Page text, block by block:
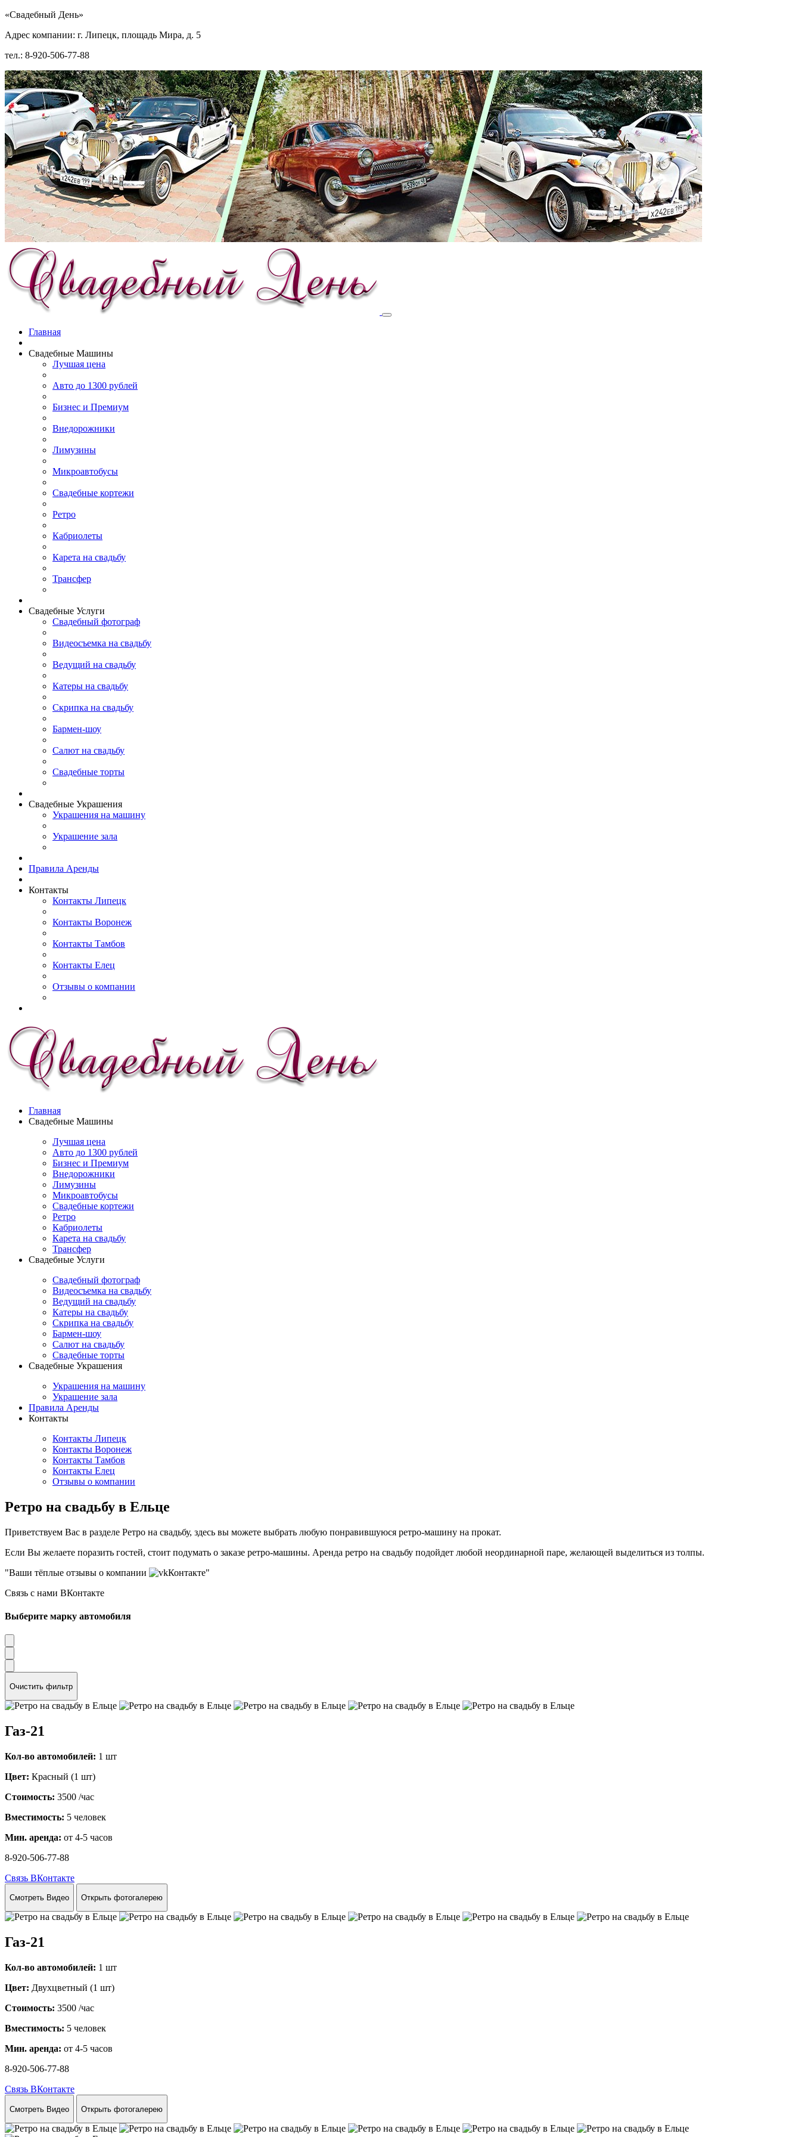
«Свадебный День»
Адрес компании: г. Липецк, площадь Мира, д. 5
тел.: 8-920-506-77-88
Главная
Свадебные Машины
Лучшая цена
Авто до 1300 рублей
Бизнес и Премиум
Внедорожники
Лимузины
Микроавтобусы
Свадебные кортежи
Ретро
Кабриолеты
Карета на свадьбу
Трансфер
Свадебные Услуги
Свадебный фотограф
Видеосъемка на свадьбу
Ведущий на свадьбу
Катеры на свадьбу
Скрипка на свадьбу
Бармен-шоу
Салют на свадьбу
Свадебные торты
Свадебные Украшения
Украшения на машину
Украшение зала
Правила Аренды
Контакты
Контакты Липецк
Контакты Воронеж
Контакты Тамбов
Контакты Елец
Отзывы о компании
Главная
Свадебные Машины
Лучшая цена
Авто до 1300 рублей
Бизнес и Премиум
Внедорожники
Лимузины
Микроавтобусы
Свадебные кортежи
Ретро
Кабриолеты
Карета на свадьбу
Трансфер
Свадебные Услуги
Свадебный фотограф
Видеосъемка на свадьбу
Ведущий на свадьбу
Катеры на свадьбу
Скрипка на свадьбу
Бармен-шоу
Салют на свадьбу
Свадебные торты
Свадебные Украшения
Украшения на машину
Украшение зала
Правила Аренды
Контакты
Контакты Липецк
Контакты Воронеж
Контакты Тамбов
Контакты Елец
Отзывы о компании
Ретро на свадьбу в Ельце
Приветствуем Вас в разделе Ретро на свадьбу, здесь вы можете выбрать любую понравившуюся ретро-машину на прокат.
Если Вы желаете поразить гостей, стоит подумать о заказе ретро-машины. Аренда ретро на свадьбу подойдет любой неординарной паре, желающей выделиться из толпы.
"Ваши тёплые отзывы о компании
Контакте"
Связь с нами ВКонтакте
Выберите марку автомобиля
Очистить фильтр
Газ-21
Кол-во автомобилей: 1 шт
Цвет: Красный (1 шт)
Стоимость: 3500 /час
Вместимость: 5 человек
Мин. аренда: от 4-5 часов
8-920-506-77-88
Связь ВКонтакте
Смотреть Видео Открыть фотогалерею
Газ-21
Кол-во автомобилей: 1 шт
Цвет: Двухцветный (1 шт)
Стоимость: 3500 /час
Вместимость: 5 человек
Мин. аренда: от 4-5 часов
8-920-506-77-88
Связь ВКонтакте
Смотреть Видео Открыть фотогалерею